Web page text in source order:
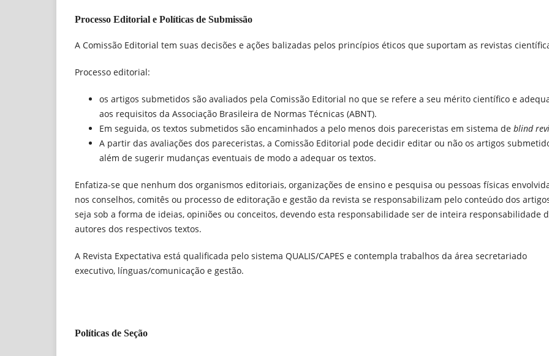
Processo Editorial e Políticas de Submissão
A Comissão Editorial tem suas decisões e ações balizadas pelos princípios éticos que suportam as revistas
Processo editorial:
os artigos submetidos são avaliados pela Comissão Editorial no que se refere a seu mérito científico e
aos requisitos da Associação Brasileira de Normas Técnicas (ABNT).
Em seguida, os textos submetidos são encaminhados a pelo menos dois pareceristas em sistema de blind
A partir das avaliações dos pareceristas, a Comissão Editorial pode decidir editar ou não os artigos
além de sugerir mudanças eventuais de modo a adequar os textos.
Enfatiza-se que nenhum dos organismos editoriais, organizações de ensino e pesquisa ou pessoas físicas
nos conselhos, comitês ou processo de editoração e gestão da revista se responsabilizam pelo conteúdo dos
seja sob a forma de ideias, opiniões ou conceitos, devendo esta responsabilidade ser de inteira responsabilidade
autores dos respectivos textos.
A Revista Expectativa está qualificada pelo sistema QUALIS/CAPES e contempla trabalhos da área secretariado
executivo, línguas/comunicação e gestão.
Políticas de Seção